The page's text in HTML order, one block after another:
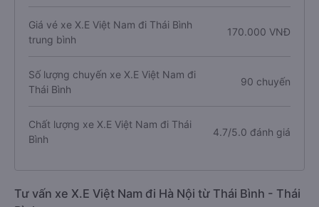
Giá vé xe X.E Việt Nam đi Thái Bình
trung bình
170.000 VNĐ
Số lượng chuyến xe X.E Việt Nam đi
Thái Bình
90 chuyến
Chất lượng xe X.E Việt Nam đi Thái
Bình
4.7/5.0 đánh giá
Tư vấn xe X.E Việt Nam đi Hà Nội từ Thái Bình - Thái